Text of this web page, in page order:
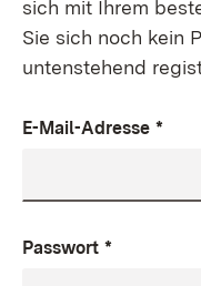
sich mit Ihrem
Sie sich noch kein
untenstehend
E-Mail-Adresse *
Passwort *